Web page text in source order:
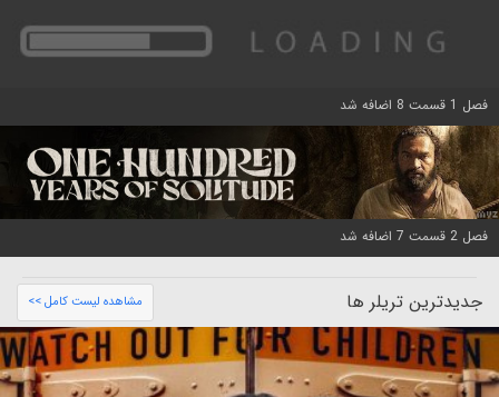
فصل 1 قسمت 8 اضافه شد
فصل 2 قسمت 7 اضافه شد
جدیدترین تریلر ها مشاهده لیست کامل >>